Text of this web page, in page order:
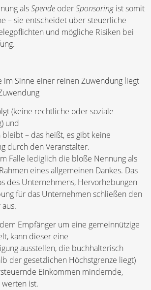
alsSpende oderSponsoringist somit
– sie entscheidet über steuerliche
und mögliche Risiken bei
im Sinne einer reinen Zuwendung liegt
(keine rechtliche oder soziale
und
– das heißt, es gibt keine
durch den Veranstalter.
Falle lediglich die bloße Nennung als
eines allgemeinen Dankes. Das
des Unternehmens, Hervorhebungen
für das Unternehmen schließen den
Empfänger um eine gemeinnützige
kann dieser eine
ausstellen, die buchhalterisch
der gesetzlichen Höchstgrenze liegt)
Einkommen mindernde,
werten ist.